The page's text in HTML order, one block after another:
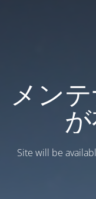
メン
Site will be